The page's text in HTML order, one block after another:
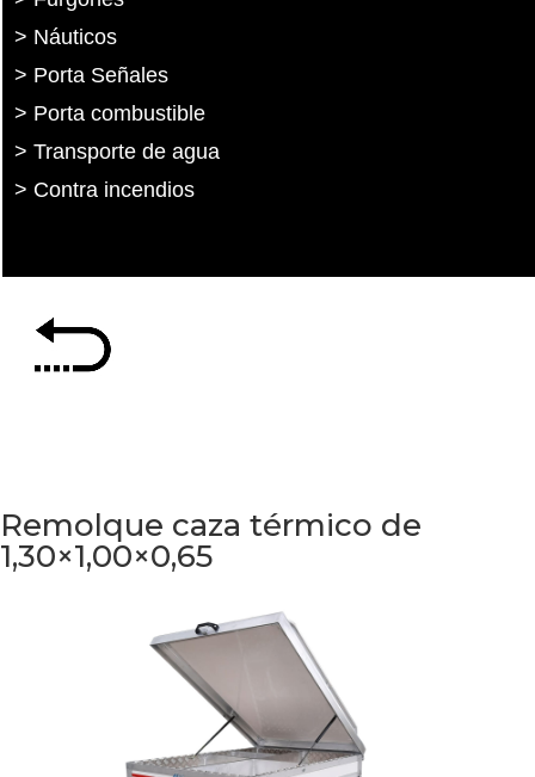
> Náuticos
> Porta Señales
> Porta combustible
> Transporte de agua
> Contra incendios
Remolque caza térmico de
1,30×1,00×0,65